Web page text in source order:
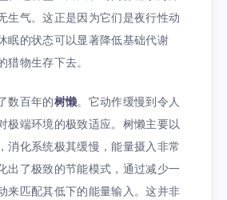
生气。这正是因为它们是夜行性动
眠的状态可以显著降低基础代谢
猎物生存下去。
数百年的树懒。它动作缓慢到令人
极端环境的极致适应。树懒主要以
消化系统极其缓慢，能量摄入非常
出了极致的节能模式，通过减少一
来匹配其低下的能量输入。这并非